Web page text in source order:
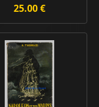
25.00 €